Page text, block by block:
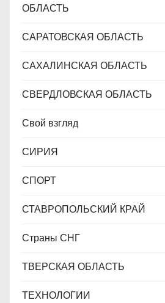
ОБЛАСТЬ
САРАТОВСКАЯ ОБЛАСТЬ
САХАЛИНСКАЯ ОБЛАСТЬ
СВЕРДЛОВСКАЯ ОБЛАСТЬ
Свой взгляд
СИРИЯ
СПОРТ
СТАВРОПОЛЬСКИЙ КРАЙ
Страны СНГ
ТВЕРСКАЯ ОБЛАСТЬ
ТЕХНОЛОГИИ